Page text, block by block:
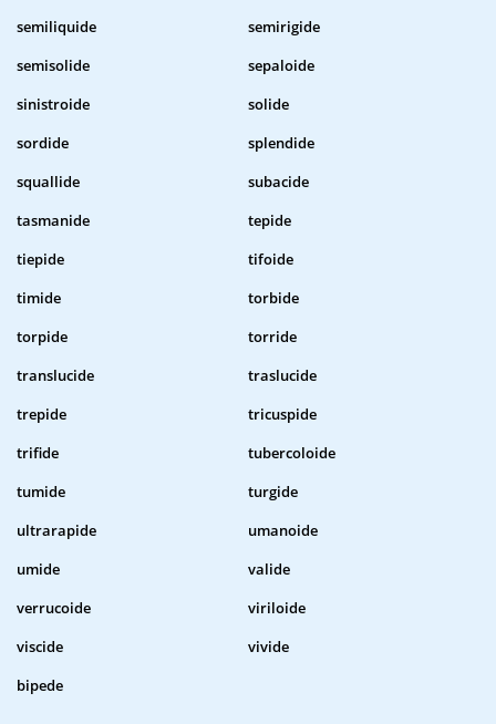
semiliquide
semirigide
semisolide
sepaloide
sinistroide
solide
sordide
splendide
squallide
subacide
tasmanide
tepide
tiepide
tifoide
timide
torbide
torpide
torride
translucide
traslucide
trepide
tricuspide
trifide
tubercoloide
tumide
turgide
ultrarapide
umanoide
umide
valide
verrucoide
viriloide
viscide
vivide
bipede